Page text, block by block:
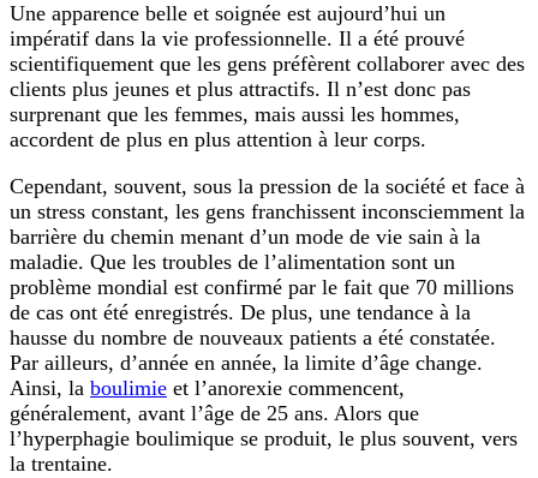
Une apparence belle et soignée est aujourd’hui un
impératif dans la vie professionnelle. Il a été prouvé
scientifiquement que les gens préfèrent collaborer avec des
clients plus jeunes et plus attractifs. Il n’est donc pas
surprenant que les femmes, mais aussi les hommes,
accordent de plus en plus attention à leur corps.
Cependant, souvent, sous la pression de la société et face à
un stress constant, les gens franchissent inconsciemment la
barrière du chemin menant d’un mode de vie sain à la
maladie. Que les troubles de l’alimentation sont un
problème mondial est confirmé par le fait que 70 millions
de cas ont été enregistrés. De plus, une tendance à la
hausse du nombre de nouveaux patients a été constatée.
Par ailleurs, d’année en année, la limite d’âge change.
Ainsi, la boulimie et l’anorexie commencent,
généralement, avant l’âge de 25 ans. Alors que
l’hyperphagie boulimique se produit, le plus souvent, vers
la trentaine.